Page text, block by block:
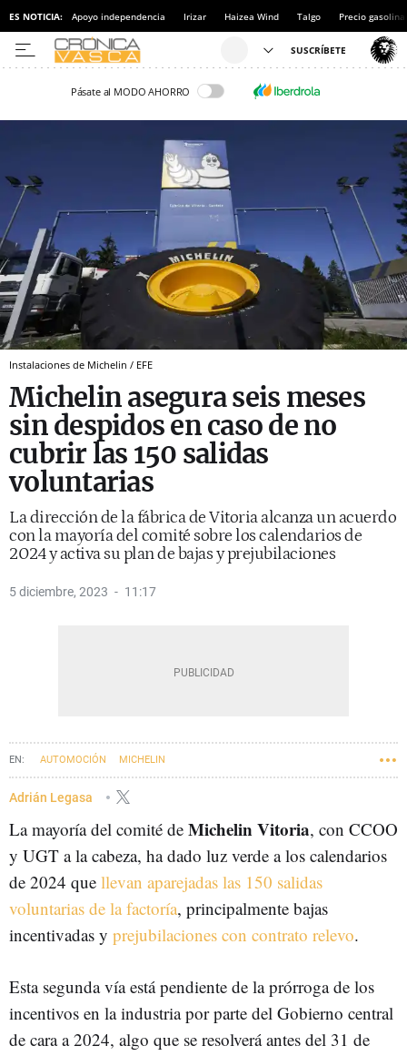
ES NOTICIA: Apoyo independencia Irizar Haizea Wind Talgo Precio gasolina
Pásate al MODO AHORRO
Instalaciones de Michelin / EFE
Michelin asegura seis meses
sin despidos en caso de no
cubrir las 150 salidas
voluntarias
La dirección de la fábrica de Vitoria alcanza un acuerdo
con la mayoría del comité sobre los calendarios de
2024 y activa su plan de bajas y prejubilaciones
5 diciembre, 2023 11:17
AUTOMOCIÓN MICHELIN
Adrián Legasa
La mayoría del comité de Michelin Vitoria, con CCOO
y UGT a la cabeza, ha dado luz verde a los calendarios
de 2024 que llevan aparejadas las 150 salidas
voluntarias de la factoría, principalmente bajas
incentivadas y prejubilaciones con contrato relevo.
Esta segunda vía está pendiente de la prórroga de los
incentivos en la industria por parte del Gobierno central
de cara a 2024, algo que se resolverá antes del 31 de